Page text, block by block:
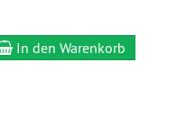
In den Warenkorb